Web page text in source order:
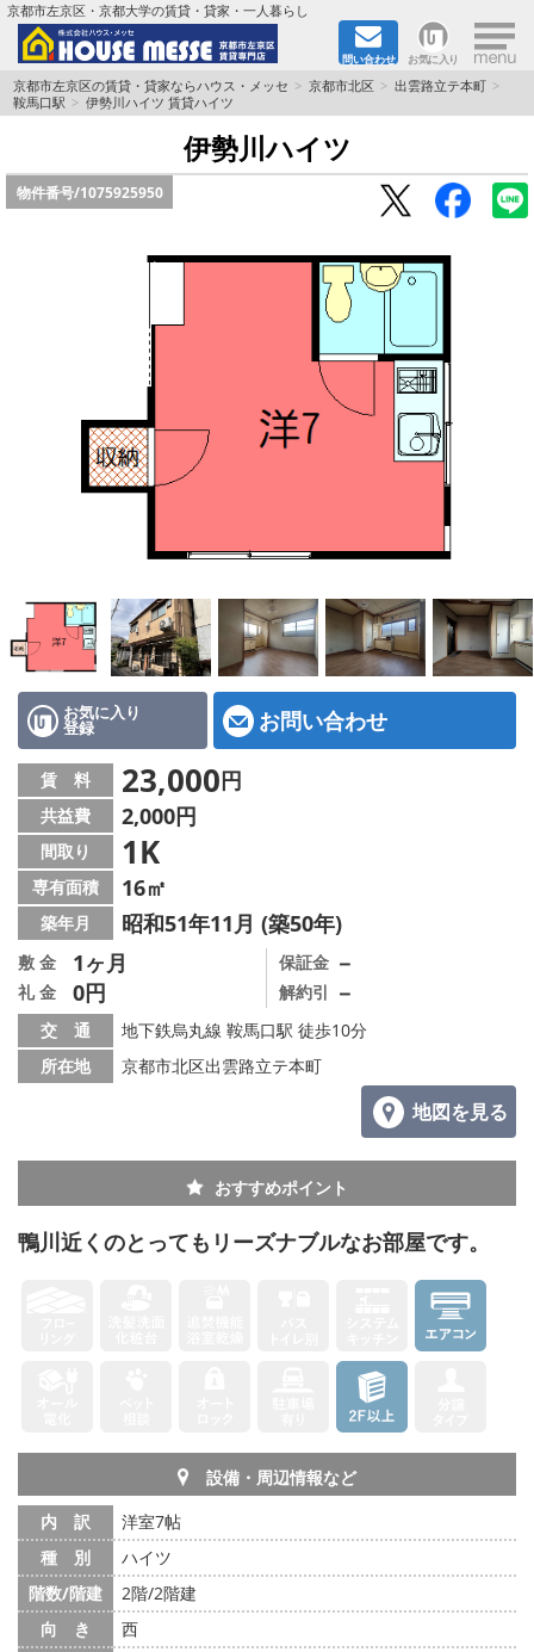
京都市左京区・京都大学の賃貸・貸家・一人暮らし
問い合わせ お気に入り ×
TOPページ
地域から検索
京都大学＆京都芸術大学生さんに
家族で住むならマンション？賃家？
一人暮らしの物件特集
ペット相談OKの賃貸！
ハウスメーカー施工特集！
路線·駅から探す
IT重説について
スタッフ紹介
賃貸管理の北白川店
店舗情報·アクセス
会社概要
メールでお問い合わせ
京都市左京区の賃貸・貸家ならハウス・メッセ 京都市北区
出雲路立テ本町
鞍馬口駅
伊勢川ハイツ 賃貸ハイツ
伊勢川ハイツ
物件番号/1075925950
お気に入り
登録 お問い合わせ
賃 料 23,000円
共益費 2,000円
間取り 1K
専有面積 16㎡
築年月 昭和51年11月 (築50年)
敷 金 1ヶ月
礼 金 0円
保証金 －
解約引 －
交 通
地下鉄烏丸線 鞍馬口駅 徒歩10分
所在地
京都市北区出雲路立テ本町
地図を見る
おすすめポイント
鴨川近くのとってもリーズナブルなお部屋です。
設備・周辺情報など
内 訳
洋室7帖
種 別
ハイツ
階数/階建
2階/2階建
向 き
西